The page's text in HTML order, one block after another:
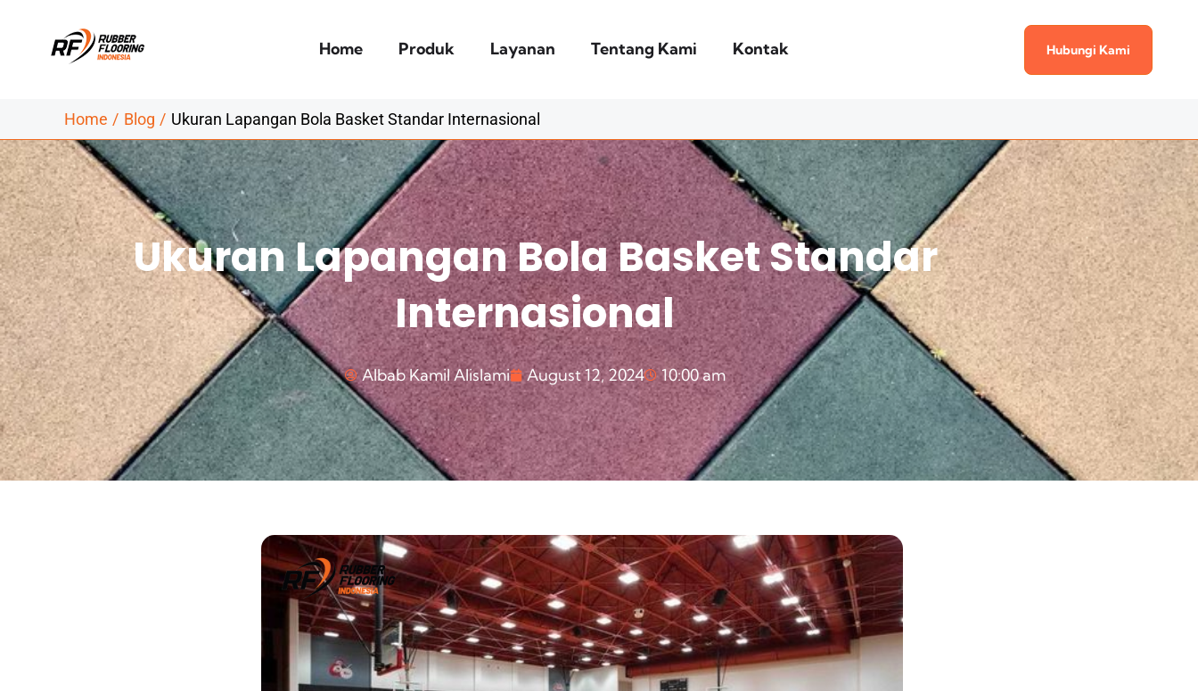
Home Produk Layanan Tentang Kami Kontak Hubungi Kami
Home Blog Ukuran Lapangan Bola Basket Standar Internasional
Ukuran Lapangan Bola Basket Standar
Internasional
Albab Kamil Alislami August 12, 2024 10:00 am